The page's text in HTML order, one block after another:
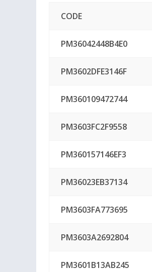
CODE
PM36042448B4E0
PM3602DFE3146F
PM360109472744
PM3603FC2F9558
PM360157146EF3
PM36023EB37134
PM3603FA773695
PM3603A2692804
PM3601B13AB245